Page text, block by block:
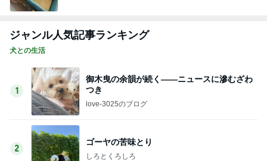
ジャンル人気記事ランキング
犬との生活
1
御木曳の余韻が続く――ニュースに滲むざわ
つき
love-3025のブログ
2
ゴーヤの苦味とり
しろとくろしろ